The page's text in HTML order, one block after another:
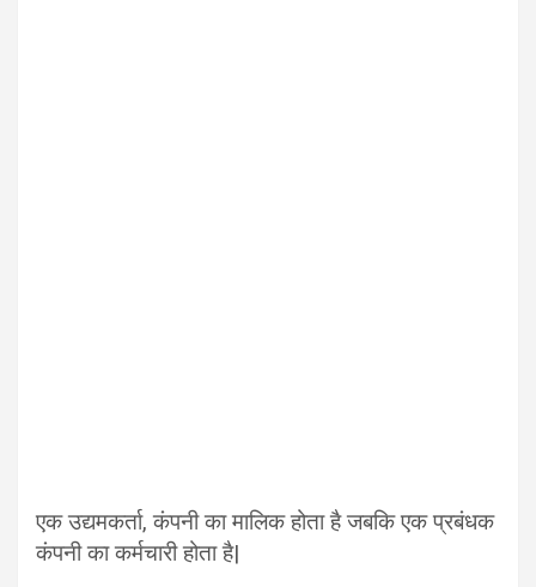
एक उद्यमकर्ता, कंपनी का मालिक होता है जबकि एक प्रबंधक
कंपनी का कर्मचारी होता है|